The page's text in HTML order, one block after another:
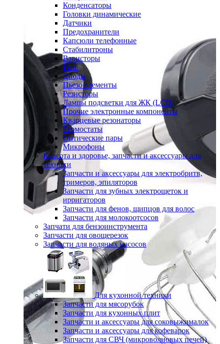
Конденсаторы
Головки динамические
Датчики
Предохранители
Капсюли телефонные
Стабилитроны
Варисторы
Реле
Диоды
Пьезо элементы
Резисторы
Лампы подсветки для ЖК (LCD)
Прочие электронные компоненты
Кварцевые резонаторы
Термостаты
Оптические пары
Микрофоны
Красота и здоровье, запчасти и аксессуары для
техники
Запчасти и аксессуары для электробритв,
тримеров, эпиляторов
Запчасти для зубных электрощеток и
ирригаторов
Запчасти для фенов, щипцов для волос
Запчасти для молокоотсосов
Запчати для бензоинструмента
Запчасти для овощерезок
Запчасти для водяных насосов
Для кухонной техники
Запчасти для мясорубок
Запчасти для кухонных плит
Запчасти и аксессуары для соковыжималок
Запчасти и аксессуары для кофеварок
Запчасти для СВЧ (микроволновых печей)